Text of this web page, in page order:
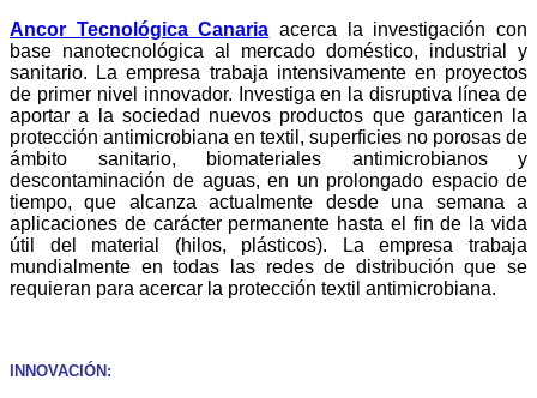
Ancor Tecnológica Canaria acerca la investigación con
base nanotecnológica al mercado doméstico, industrial y
sanitario. La empresa trabaja intensivamente en proyectos
de primer nivel innovador. Investiga en la disruptiva línea de
aportar a la sociedad nuevos productos que garanticen la
protección antimicrobiana en textil, superficies no porosas de
ámbito sanitario, biomateriales antimicrobianos y
descontaminación de aguas, en un prolongado espacio de
tiempo, que alcanza actualmente desde una semana a
aplicaciones de carácter permanente hasta el fin de la vida
útil del material (hilos, plásticos). La empresa trabaja
mundialmente en todas las redes de distribución que se
requieran para acercar la protección textil antimicrobiana.
INNOVACIÓN: